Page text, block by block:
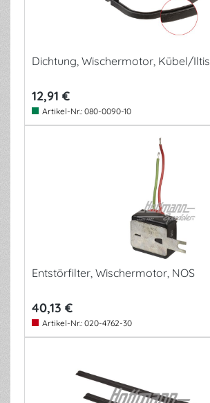
Dichtung, Wischermotor, Kübel/Iltis
12,91 €
Artikel-Nr.: 080-0090-10
Entstörfilter, Wischermotor, NOS
40,13 €
Artikel-Nr.: 020-4762-30